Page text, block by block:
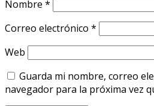
Nombre *
Correo electrónico *
Web
Guarda mi nombre, correo
navegador para la próxima vez